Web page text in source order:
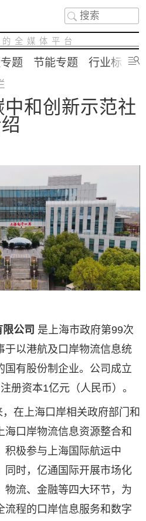
全媒体平台
题 节能专题 行业标准
和创新示范社
公司 是上海市政府第99次
于以港航及口岸物流信息统
国有股份制企业。公司成立
册资本1亿元（人民币）。
在上海口岸相关政府部门和
海口岸物流信息资源整合和
积极参与上海国际航运中
同时，亿通国际开展市场化
物流、金融等四大环节，为
流程的口岸信息服务和数字